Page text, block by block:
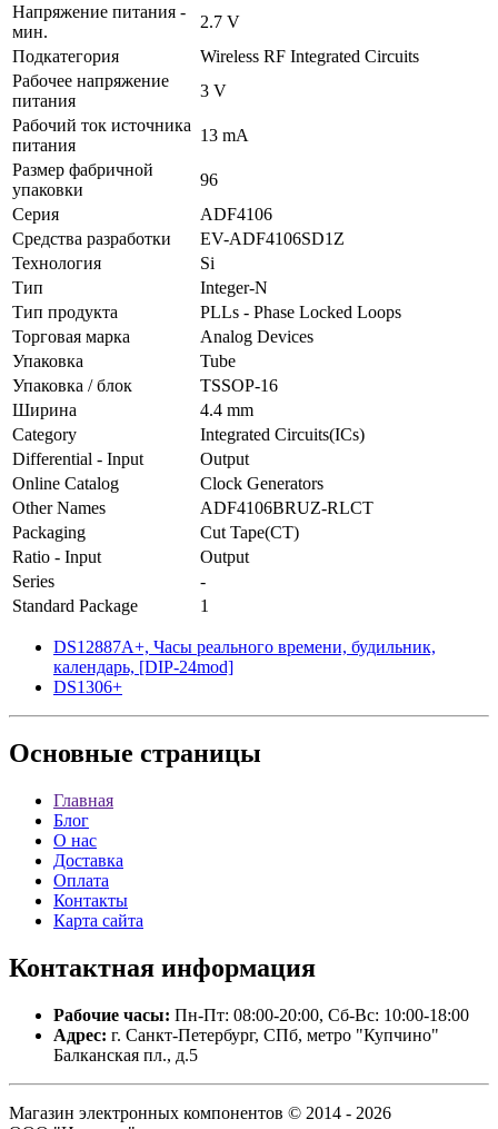
Напряжение питания -
мин.
2.7 V
Подкатегория
Wireless RF Integrated Circuits
Рабочее напряжение
питания
3 V
Рабочий ток источника
питания
13 mA
Размер фабричной
упаковки
96
Серия
ADF4106
Средства разработки
EV-ADF4106SD1Z
Технология
Si
Тип
Integer-N
Тип продукта
PLLs - Phase Locked Loops
Торговая марка
Analog Devices
Упаковка
Tube
Упаковка / блок
TSSOP-16
Ширина
4.4 mm
Category
Integrated Circuits(ICs)
Differential - Input
Output
Online Catalog
Clock Generators
Other Names
ADF4106BRUZ-RLCT
Packaging
Cut Tape(CT)
Ratio - Input
Output
Series
-
Standard Package
1
DS12887A+, Часы реального времени, будильник,
календарь, [DIP-24mod]
DS1306+
Основные страницы
Главная
Блог
О нас
Доставка
Оплата
Контакты
Карта сайта
Контактная информация
Рабочие часы: Пн-Пт: 08:00-20:00, Сб-Вс: 10:00-18:00
Адрес: г. Санкт-Петербург, СПб, метро "Купчино"
Балканская пл., д.5
Магазин электронных компонентов © 2014 - 2026